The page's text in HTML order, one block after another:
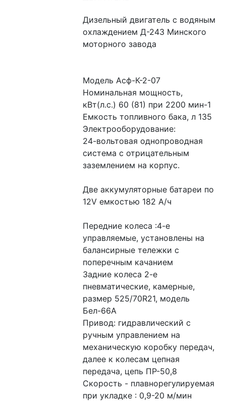
Дизельный двигатель с водяным
охлаждением Д-243 Минского
моторного завода
Модель Асф-К-2-07
Номинальная мощность,
кВт(л.с.) 60 (81) при 2200 мин-1
Емкость топливного бака, л 135
Электрооборудование:
24-вольтовая однопроводная
система с отрицательным
заземлением на корпус.
Две аккумуляторные батареи по
12V емкостью 182 А/ч
Передние колеса :4-е
управляемые, установлены на
балансирные тележки с
поперечным качанием
Задние колеса 2-е
пневматические, камерные,
размер 525/70R21, модель
Бел-66А
Привод: гидравлический с
ручным управлением на
механическую коробку передач,
далее к колесам цепная
передача, цепь ПР-50,8
Скорость - плавнорегулируемая
при укладке : 0,9-20 м/мин